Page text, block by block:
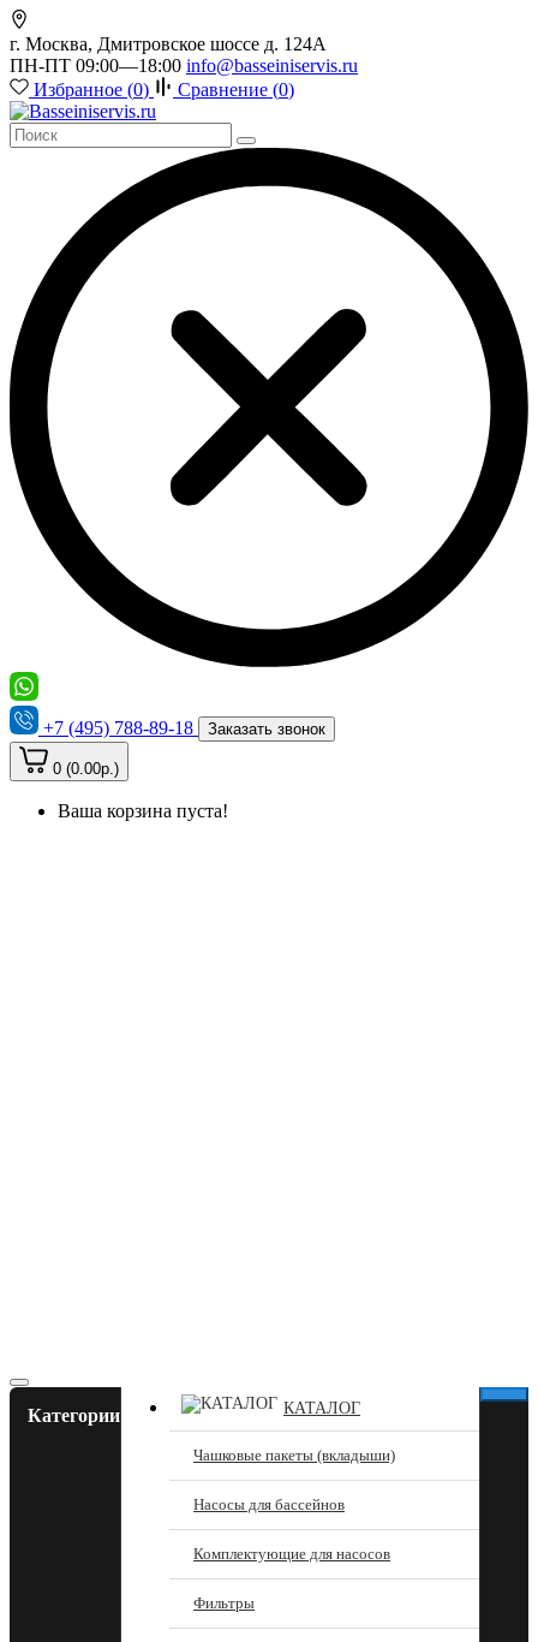
г. Москва, Дмитровское шоссе д. 124А
ПН-ПТ 09:00—18:00 info@basseiniservis.ru
Избранное (0) Сравнение (0)
+7 (495) 788-89-18 Заказать звонок
0 (0.00р.)
Ваша корзина пуста!
Категории КАТАЛОГ
Чашковые пакеты (вкладыши)
Насосы для бассейнов
Комплектующие для насосов
Фильтры